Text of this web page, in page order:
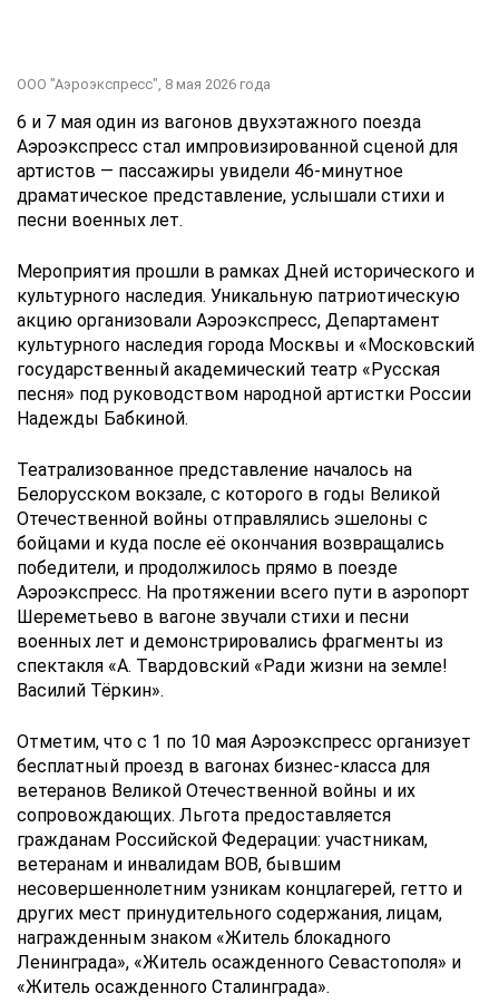
ООО "Аэроэкспресс", 8 мая 2026 года
6 и 7 мая один из вагонов двухэтажного поезда
Аэроэкспресс стал импровизированной сценой для
артистов — пассажиры увидели 46-минутное
драматическое представление, услышали стихи и
песни военных лет.
Мероприятия прошли в рамках Дней исторического и
культурного наследия. Уникальную патриотическую
акцию организовали Аэроэкспресс, Департамент
культурного наследия города Москвы и «Московский
государственный академический театр «Русская
песня» под руководством народной артистки России
Надежды Бабкиной.
Театрализованное представление началось на
Белорусском вокзале, с которого в годы Великой
Отечественной войны отправлялись эшелоны с
бойцами и куда после её окончания возвращались
победители, и продолжилось прямо в поезде
Аэроэкспресс. На протяжении всего пути в аэропорт
Шереметьево в вагоне звучали стихи и песни
военных лет и демонстрировались фрагменты из
спектакля «А. Твардовский «Ради жизни на земле!
Василий Тёркин».
Отметим, что с 1 по 10 мая Аэроэкспресс организует
бесплатный проезд в вагонах бизнес-класса для
ветеранов Великой Отечественной войны и их
сопровождающих. Льгота предоставляется
гражданам Российской Федерации: участникам,
ветеранам и инвалидам ВОВ, бывшим
несовершеннолетним узникам концлагерей, гетто и
других мест принудительного содержания, лицам,
награжденным знаком «Житель блокадного
Ленинграда», «Житель осажденного Севастополя» и
«Житель осажденного Сталинграда».